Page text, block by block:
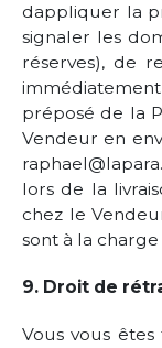
dappliquer la
signaler les
réserves), de
préposé de la
Vendeur en
lors de la
chez le
sont à la
9. Droit de
Vous vous